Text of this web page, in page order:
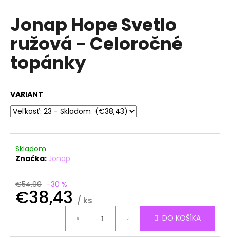
Jonap Hope Svetlo
ružová - Celoročné
topánky
VARIANT
Skladom
Značka: Jonap
€54,90 –30 %
€38,43 / ks
DO KOŠÍKA
j
s
ť
?
HĽADAŤ
O
d
p
o